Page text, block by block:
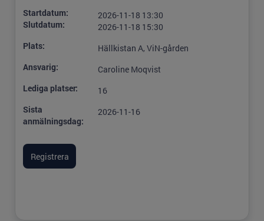
Startdatum:
Slutdatum:
2026-11-18 13:30
2026-11-18 15:30
Plats:
Hällkistan A, ViN-gården
Ansvarig:
Caroline Moqvist
Lediga platser:
16
Sista
anmälningsdag:
2026-11-16